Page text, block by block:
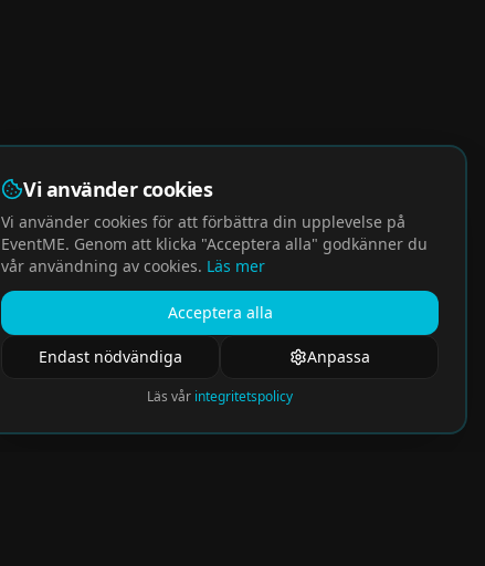
Vi använder cookies
Vi använder cookies för att förbättra din upplevelse på
EventME. Genom att klicka "Acceptera alla" godkänner du
vår användning av cookies. Läs mer
Acceptera alla
Endast nödvändiga Anpassa
Läs vår integritetspolicy